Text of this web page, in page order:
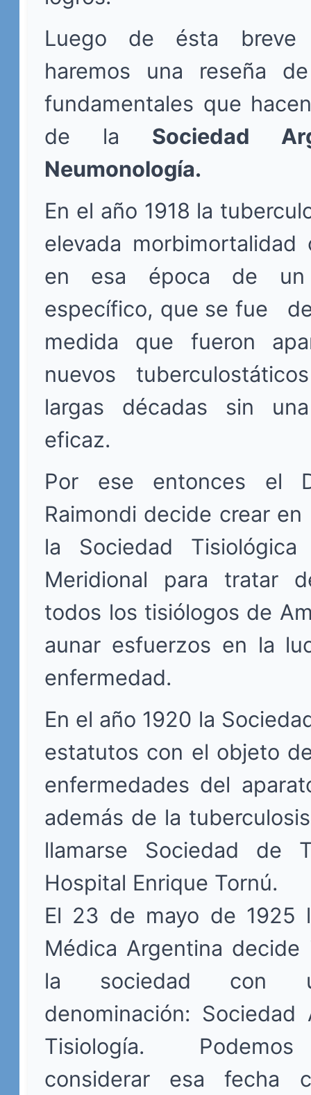
Luego de ésta breve
haremos una reseña
fundamentales que
de la Sociedad
Neumonología.
En el año 1918 la
elevada morbimortalidad
en esa época de un
específico, que se fue
medida que fueron
nuevos
largas décadas sin
eficaz.
Por ese entonces el
Raimondi decide crear en
la Sociedad
Meridional para tratar
todos los tisiólogos de
aunar esfuerzos en la
enfermedad.
En el año 1920 la
estatutos con el objeto
enfermedades del
además de la
llamarse Sociedad de
Hospital Enrique Tornú.
El 23 de mayo de 1925
Médica Argentina
la sociedad con
denominación: Sociedad
Tisiología.
considerar esa fecha